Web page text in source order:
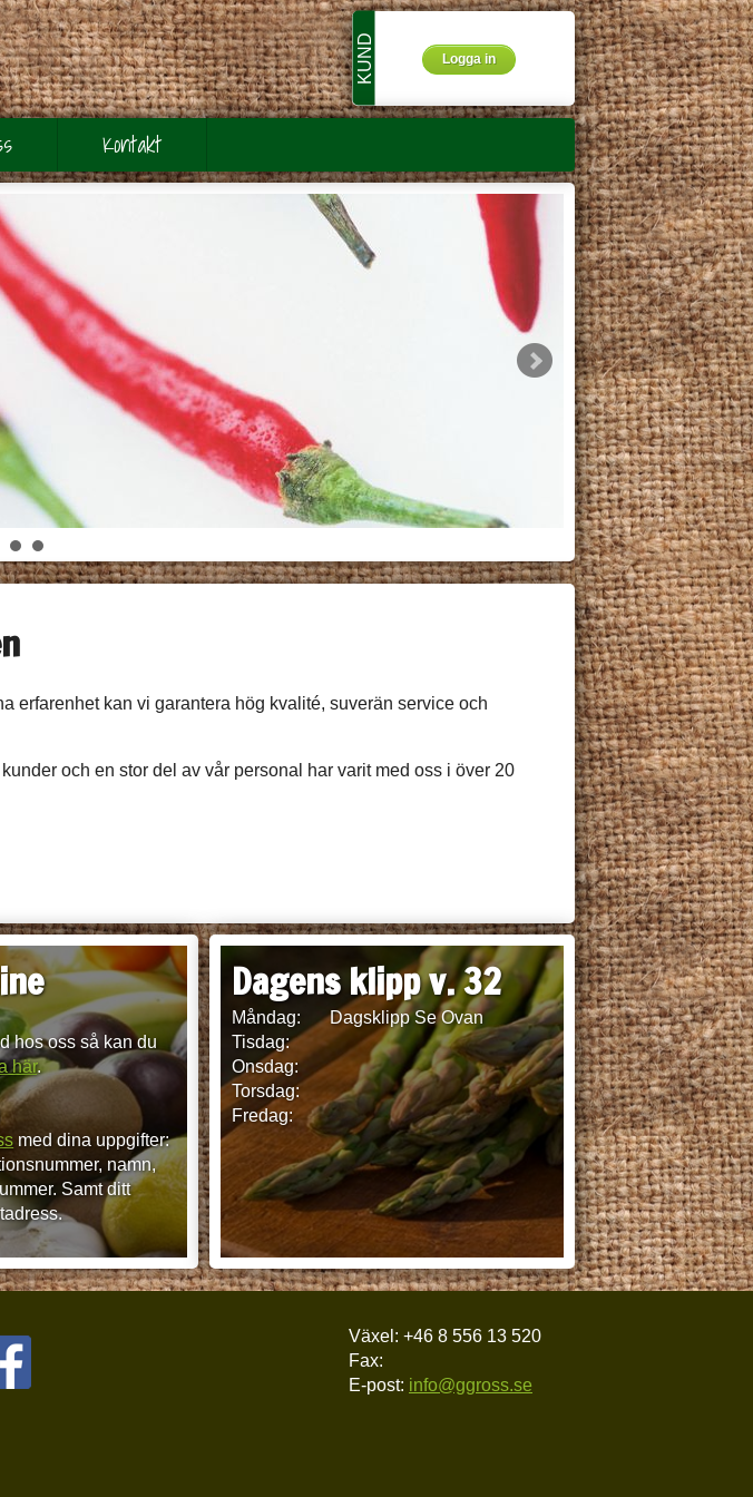
KUND Logga in
Kontakt
erfarenhet kan vi garantera hög kvalité, suverän service och
och en stor del av vår personal har varit med oss i över 20
hos oss så kan du
här.
med dina uppgifter:
namn,
Samt ditt
Dagens klipp v. 32
Måndag:
Dagsklipp Se Ovan
Tisdag:
Onsdag:
Torsdag:
Fredag:
Växel: +46 8 556 13 520
Fax:
E-post: info@ggross.se